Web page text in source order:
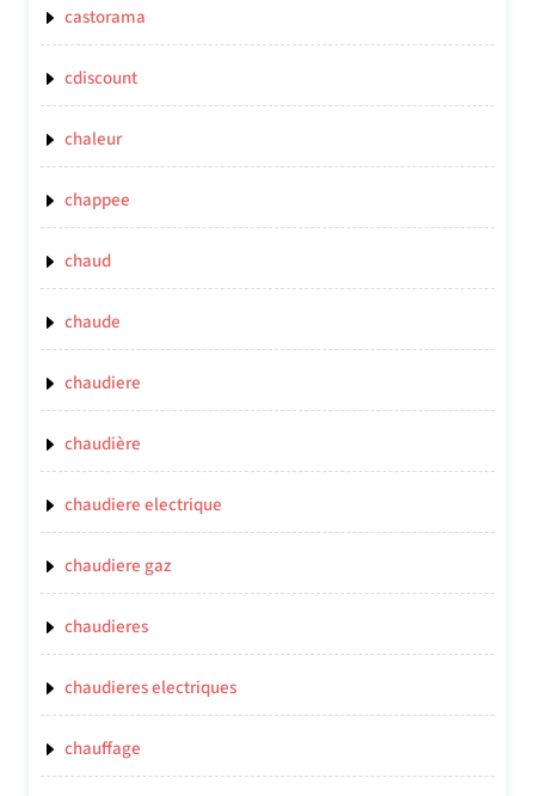
castorama
cdiscount
chaleur
chappee
chaud
chaude
chaudiere
chaudière
chaudiere electrique
chaudiere gaz
chaudieres
chaudieres electriques
chauffage